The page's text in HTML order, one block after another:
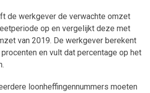
de werkgever de verwachte omzet
op en vergelijkt deze met
van 2019. De werkgever berekent
en vult dat percentage op het
loonheffingennummers moeten